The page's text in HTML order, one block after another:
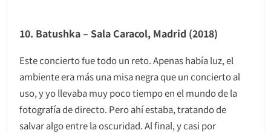
10. Batushka – Sala Caracol, Madrid (2018)
Este concierto fue todo un reto. Apenas había luz, el
ambiente era más una misa negra que un concierto al
uso, y yo llevaba muy poco tiempo en el mundo de la
fotografía de directo. Pero ahí estaba, tratando de
salvar algo entre la oscuridad. Al final, y casi por